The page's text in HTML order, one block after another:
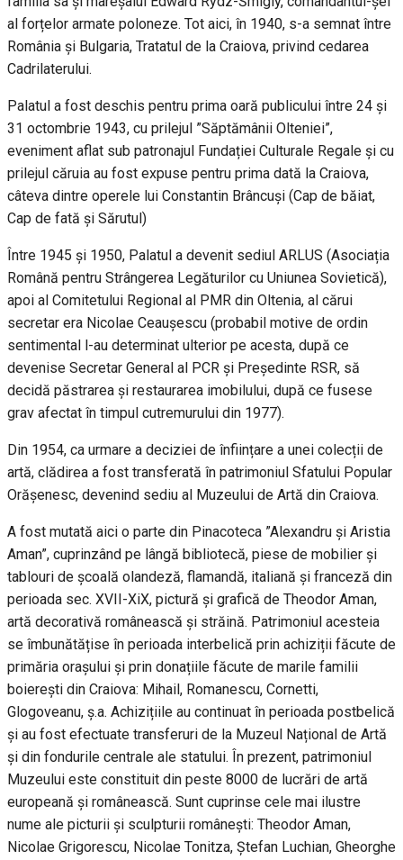
al forțelor armate poloneze. Tot aici, în 1940, s-a semnat între
România și Bulgaria, Tratatul de la Craiova, privind cedarea
Cadrilaterului.
Palatul a fost deschis pentru prima oară publicului între 24 și
31 octombrie 1943, cu prilejul ”Săptămânii Olteniei”,
eveniment aflat sub patronajul Fundației Culturale Regale și cu
prilejul căruia au fost expuse pentru prima dată la Craiova,
câteva dintre operele lui Constantin Brâncuși (Cap de băiat,
Cap de fată și Sărutul)
Între 1945 și 1950, Palatul a devenit sediul ARLUS (Asociația
Română pentru Strângerea Legăturilor cu Uniunea Sovietică),
apoi al Comitetului Regional al PMR din Oltenia, al cărui
secretar era Nicolae Ceaușescu (probabil motive de ordin
sentimental l-au determinat ulterior pe acesta, după ce
devenise Secretar General al PCR și Președinte RSR, să
decidă păstrarea și restaurarea imobilului, după ce fusese
grav afectat în timpul cutremurului din 1977).
Din 1954, ca urmare a deciziei de înființare a unei colecții de
artă, clădirea a fost transferată în patrimoniul Sfatului Popular
Orășenesc, devenind sediu al Muzeului de Artă din Craiova.
A fost mutată aici o parte din Pinacoteca ”Alexandru și Aristia
Aman”, cuprinzând pe lângă bibliotecă, piese de mobilier și
tablouri de școală olandeză, flamandă, italiană și franceză din
perioada sec. XVII-XiX, pictură și grafică de Theodor Aman,
artă decorativă românească și străină. Patrimoniul acesteia
se îmbunătățise în perioada interbelică prin achiziții făcute de
primăria orașului și prin donațiile făcute de marile familii
boierești din Craiova: Mihail, Romanescu, Cornetti,
Glogoveanu, ș.a. Achizițiile au continuat în perioada postbelică
și au fost efectuate transferuri de la Muzeul Național de Artă
și din fondurile centrale ale statului. În prezent, patrimoniul
Muzeului este constituit din peste 8000 de lucrări de artă
europeană și românească. Sunt cuprinse cele mai ilustre
nume ale picturii și sculpturii românești: Theodor Aman,
Nicolae Grigorescu, Nicolae Tonitza, Ștefan Luchian, Gheorghe